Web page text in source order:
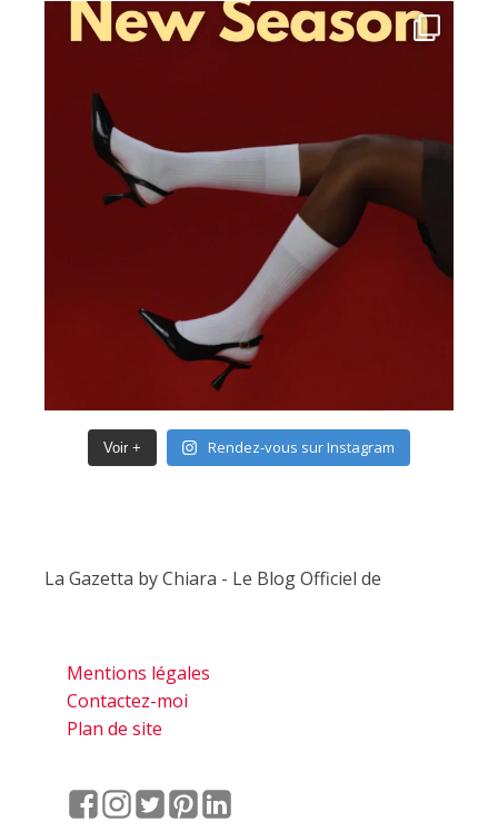
Voir + Rendez-vous sur Instagram
La Gazetta by Chiara - Le Blog Officiel de
Mentions légales
Contactez-moi
Plan de site